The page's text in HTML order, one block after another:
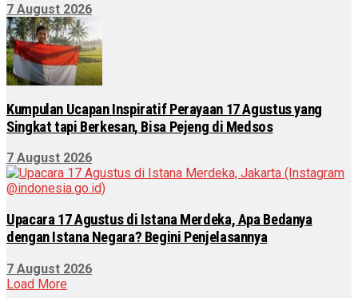
7 August 2026
Kumpulan Ucapan Inspiratif Perayaan 17 Agustus yang
Singkat tapi Berkesan, Bisa Pejeng di Medsos
7 August 2026
Upacara 17 Agustus di Istana Merdeka, Apa Bedanya
dengan Istana Negara? Begini Penjelasannya
7 August 2026
Load More